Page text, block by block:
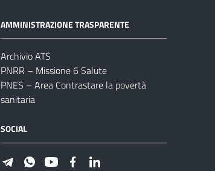
AMMINISTRAZIONE TRASPARENTE
Archivio ATS
PNRR – Missione 6 Salute
PNES – Area Contrastare la povertà
sanitaria
SOCIAL